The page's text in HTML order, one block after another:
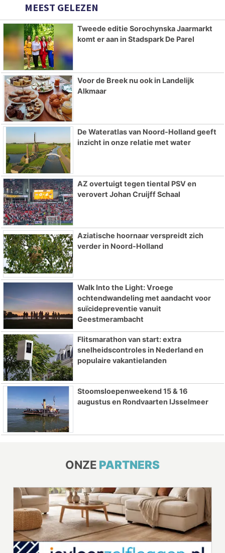
MEEST GELEZEN
Tweede editie Sorochynska Jaarmarkt
komt er aan in Stadspark De Parel
Voor de Breek nu ook in Landelijk
Alkmaar
De Wateratlas van Noord-Holland geeft
inzicht in onze relatie met water
AZ overtuigt tegen tiental PSV en
verovert Johan Cruijff Schaal
Aziatische hoornaar verspreidt zich
verder in Noord-Holland
Walk Into the Light: Vroege
ochtendwandeling met aandacht voor
suïcidepreventie vanuit
Geestmerambacht
Flitsmarathon van start: extra
snelheidscontroles in Nederland en
populaire vakantielanden
Stoomsloepenweekend 15 & 16
augustus en Rondvaarten IJsselmeer
ONZE PARTNERS